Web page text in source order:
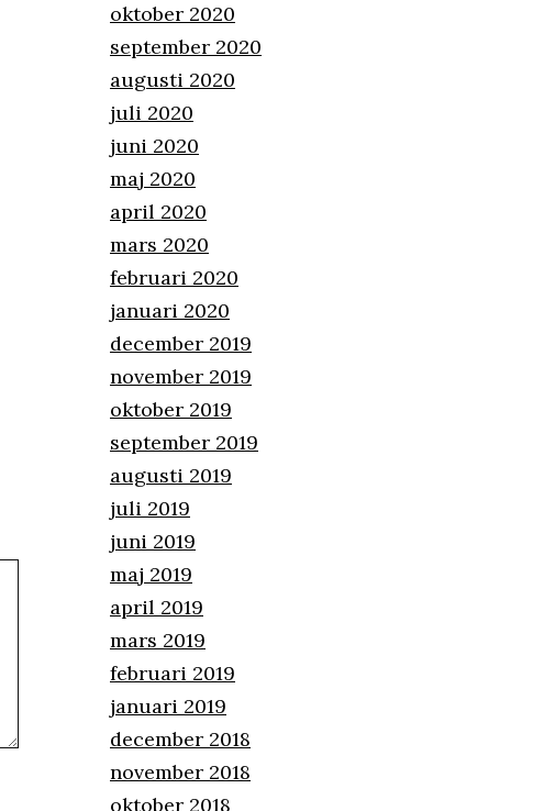
oktober 2020
september 2020
augusti 2020
juli 2020
juni 2020
maj 2020
april 2020
mars 2020
februari 2020
januari 2020
december 2019
november 2019
oktober 2019
september 2019
augusti 2019
juli 2019
juni 2019
maj 2019
april 2019
mars 2019
februari 2019
januari 2019
december 2018
november 2018
oktober 2018